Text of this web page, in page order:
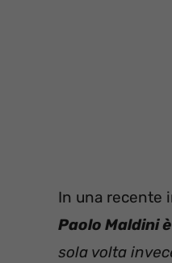
In una recente
Paolo Maldini
sola volta